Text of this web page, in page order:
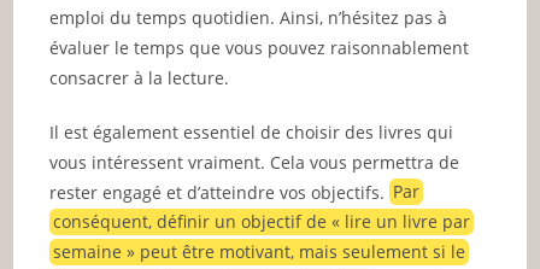
emploi du temps quotidien. Ainsi, n’hésitez pas à
évaluer le temps que vous pouvez raisonnablement
consacrer à la lecture.
Il est également essentiel de choisir des livres qui
vous intéressent vraiment. Cela vous permettra de
rester engagé et d’atteindre vos objectifs.Par
conséquent, définir un objectif de « lire un livre par
semaine » peut être motivant, mais seulement si le